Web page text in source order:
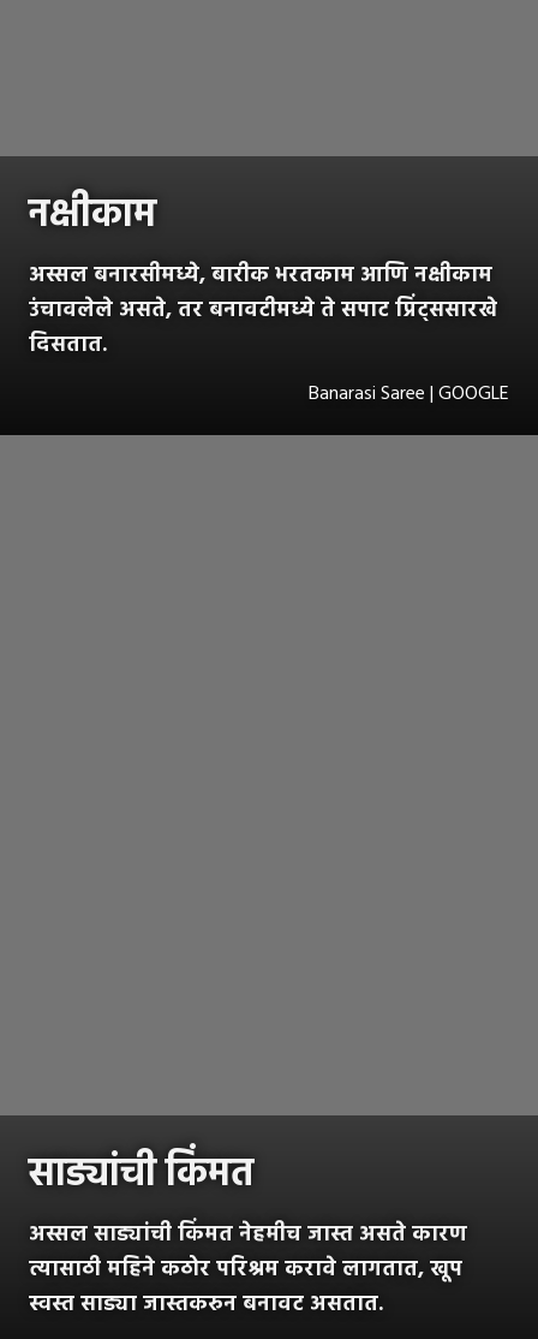
नक्षीकाम
अस्सल बनारसीमध्ये, बारीक भरतकाम आणि नक्षीकाम
उंचावलेले असते, तर बनावटीमध्ये ते सपाट प्रिंट्ससारखे
दिसतात.
Banarasi Saree | GOOGLE
साड्यांची किंमत
अस्सल साड्यांची किंमत नेहमीच जास्त असते कारण
त्यासाठी महिने कठोर परिश्रम करावे लागतात, खूप
स्वस्त साड्या जास्तकरुन बनावट असतात.